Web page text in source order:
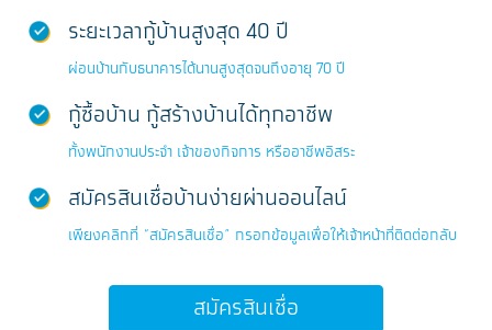
ระยะเวลากู้บ้านสูงสุด 40 ปี
ผ่อนบ้านกับธนาคารได้นานสูงสุดจนถึงอายุ 70 ปี
กู้ซื้อบ้าน กู้สร้างบ้านได้ทุกอาชีพ
ทั้งพนักงานประจำ เจ้าของกิจการ หรืออาชีพอิสระ
สมัครสินเชื่อบ้านง่ายผ่านออนไลน์
เพียงคลิกที่ “สมัครสินเชื่อ” กรอกข้อมูลเพื่อให้เจ้าหน้าที่ติดต่อกลับ
สมัครสินเชื่อ